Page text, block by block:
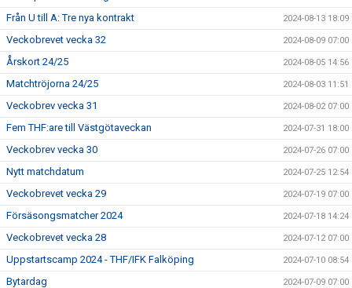
Från U till A: Tre nya kontrakt 2024-08-13 18:09
Veckobrevet vecka 32 2024-08-09 07:00
Årskort 24/25 2024-08-05 14:56
Matchtröjorna 24/25 2024-08-03 11:51
Veckobrev vecka 31 2024-08-02 07:00
Fem THF:are till Västgötaveckan 2024-07-31 18:00
Veckobrev vecka 30 2024-07-26 07:00
Nytt matchdatum 2024-07-25 12:54
Veckobrevet vecka 29 2024-07-19 07:00
Försäsongsmatcher 2024 2024-07-18 14:24
Veckobrevet vecka 28 2024-07-12 07:00
Uppstartscamp 2024 - THF/IFK Falköping 2024-07-10 08:54
Bytardag 2024-07-09 07:00